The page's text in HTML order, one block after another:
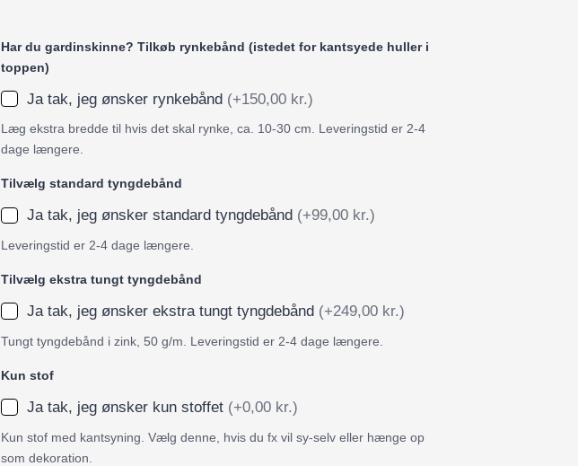
Har du gardinskinne? Tilkøb rynkebånd (istedet for kantsyede huller i
toppen)
Ja tak, jeg ønsker rynkebånd (+150,00 kr.)
Læg ekstra bredde til hvis det skal rynke, ca. 10-30 cm. Leveringstid er 2-4
dage længere.
Tilvælg standard tyngdebånd
Ja tak, jeg ønsker standard tyngdebånd (+99,00 kr.)
Leveringstid er 2-4 dage længere.
Tilvælg ekstra tungt tyngdebånd
Ja tak, jeg ønsker ekstra tungt tyngdebånd (+249,00 kr.)
Tungt tyngdebånd i zink, 50 g/m. Leveringstid er 2-4 dage længere.
Kun stof
Ja tak, jeg ønsker kun stoffet (+0,00 kr.)
Kun stof med kantsyning. Vælg denne, hvis du fx vil sy-selv eller hænge op
som dekoration.